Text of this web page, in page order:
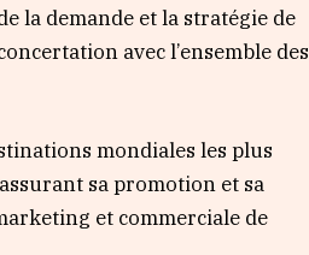
la demande et la stratégie de
avec l’ensemble des
mondiales les plus
sa promotion et sa
et commerciale de